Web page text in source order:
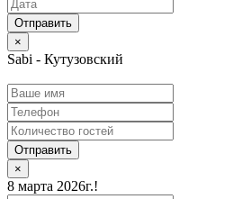
×
Sabi - Кутузовский
Отправить
×
8 марта 2026г.!